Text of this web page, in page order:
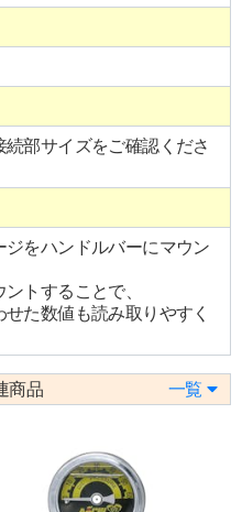
部サイズをご確認くださ
をハンドルバーにマウン
トすることで、
た数値も読み取りやすく
商品 一覧